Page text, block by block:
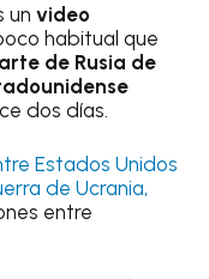
unvideo
habitual que
de Rusia de
dos días.
Estados Unidos
de Ucrania,
entre